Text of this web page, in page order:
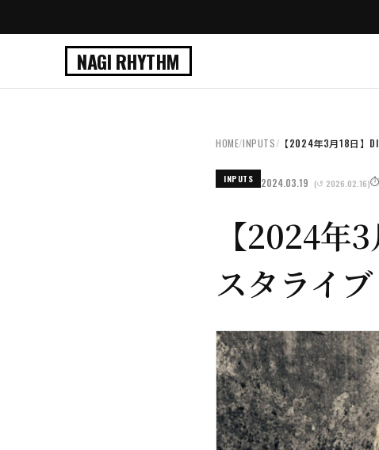
NAGI RHYTHM
HOME/INPUTS/ 【2024年3月18日】
INPUTS 2024.03.19 (↺ 2026.02.16)⏱️
【2024年
スタライブ